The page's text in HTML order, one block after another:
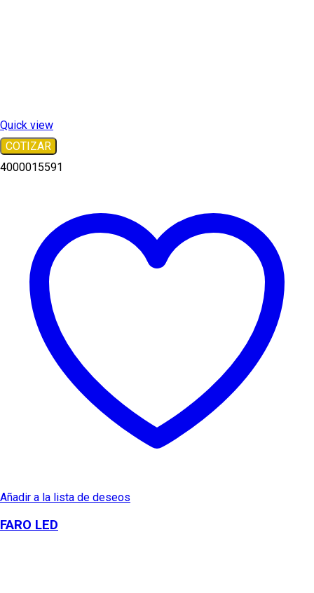
Quick view
COTIZAR
4000015591
Añadir a la lista de deseos
FARO LED